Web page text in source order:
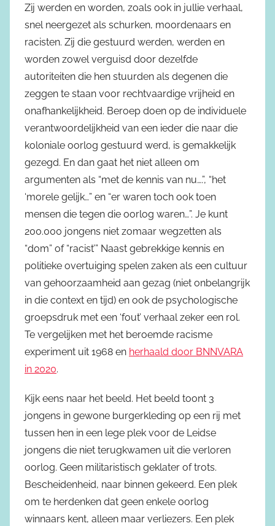
Zij werden en worden, zoals ook in jullie verhaal,
snel neergezet als schurken, moordenaars en
racisten. Zij die gestuurd werden, werden en
worden zowel verguisd door dezelfde
autoriteiten die hen stuurden als degenen die
zeggen te staan voor rechtvaardige vrijheid en
onafhankelijkheid. Beroep doen op de individuele
verantwoordelijkheid van een ieder die naar die
koloniale oorlog gestuurd werd, is gemakkelijk
gezegd. En dan gaat het niet alleen om
argumenten als “met de kennis van nu….”, “het
‘morele gelijk…” en “er waren toch ook toen
mensen die tegen die oorlog waren…”. Je kunt
200.000 jongens niet zomaar wegzetten als
“dom” of “racist’” Naast gebrekkige kennis en
politieke overtuiging spelen zaken als een cultuur
van gehoorzaamheid aan gezag (niet onbelangrijk
in die context en tijd) en ook de psychologische
groepsdruk met een ‘fout’ verhaal zeker een rol.
Te vergelijken met het beroemde racisme
experiment uit 1968 en herhaald door BNNVARA
in 2020.
Kijk eens naar het beeld. Het beeld toont 3
jongens in gewone burgerkleding op een rij met
tussen hen in een lege plek voor de Leidse
jongens die niet terugkwamen uit die verloren
oorlog. Geen militaristisch geklater of trots.
Bescheidenheid, naar binnen gekeerd. Een plek
om te herdenken dat geen enkele oorlog
winnaars kent, alleen maar verliezers. Een plek